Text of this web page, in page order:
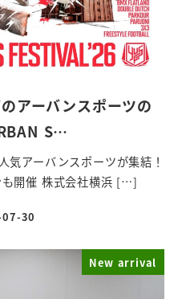
アーバンスポーツの
S…
気アーバンスポーツが集結！
も開催 株式会社横浜 […]
30
New arrival